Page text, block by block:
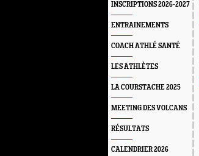
INSCRIPTIONS 2026-2027
ENTRAINEMENTS
COACH ATHLÉ SANTÉ
LES ATHLÈTES
LA COURSTACHE 2025
MEETING DES VOLCANS
RÉSULTATS
CALENDRIER 2026